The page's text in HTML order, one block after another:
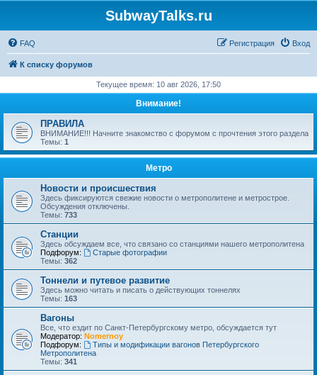
SubwayTalks.ru
FAQ Вход
Регистрация
К списку форумов
Текущее время: 10 авг 2026, 17:50
Внимание!
ПРАВИЛА
ВНИМАНИЕ!!! Начните знакомство с форумом с прочтения этого раздела
Темы: 1
Метро
Новости и происшествия
Здесь фиксируются свежие новости о метрополитене и метрострое.
Обсуждения отключены.
Темы: 733
Станции
Здесь обсуждаем все, что связано со станциями нашего метрополитена
Подфорум:
Старые фотографии
Темы: 362
Тоннели и путевое развитие
Здесь можно читать и писать о действующих тоннелях
Темы: 163
Вагоны
Все, что ездит по Санкт-Петербургскому метро, обсуждается тут
Модератор: Nomernoy
Подфорум:
Типы и модификации вагонов Петербургского
Метрополитена
Темы: 341